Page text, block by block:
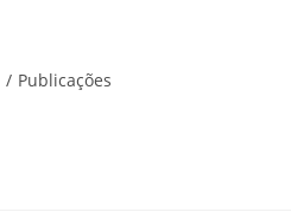
/ Publicações